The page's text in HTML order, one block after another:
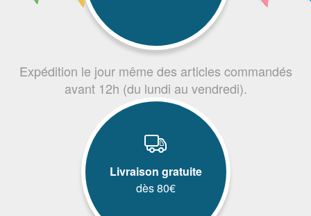
Expédition le jour même des articles commandés
avant 12h (du lundi au vendredi).
Livraison gratuite
dès 80€